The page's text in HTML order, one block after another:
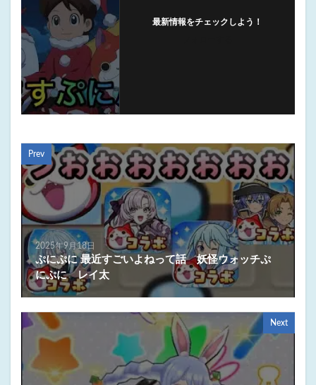
最新情報をチェックしよう！
Prev
2025年9月18日
ぷにぷに 最近すごいよねって話 妖怪ウォッチぷ
にぷに レイ太
Next